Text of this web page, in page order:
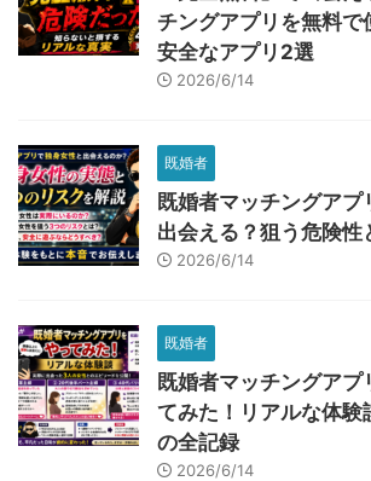
チングアプリを無料で
安全なアプリ2選
2026/6/14
既婚者
既婚者マッチングアプ
出会える？狙う危険性
2026/6/14
既婚者
既婚者マッチングア
てみた！リアルな体験
の全記録
2026/6/14